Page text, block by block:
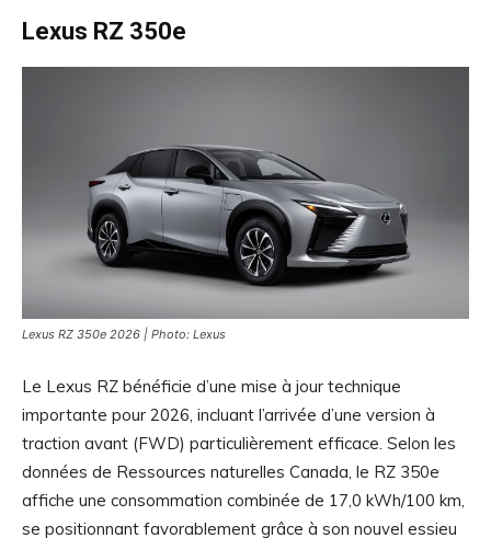
Lexus RZ 350e
Lexus RZ 350e 2026 | Photo: Lexus
Le Lexus RZ bénéficie d’une mise à jour technique
importante pour 2026, incluant l’arrivée d’une version à
traction avant (FWD) particulièrement efficace. Selon les
données de Ressources naturelles Canada, le RZ 350e
affiche une consommation combinée de 17,0 kWh/100 km,
se positionnant favorablement grâce à son nouvel essieu